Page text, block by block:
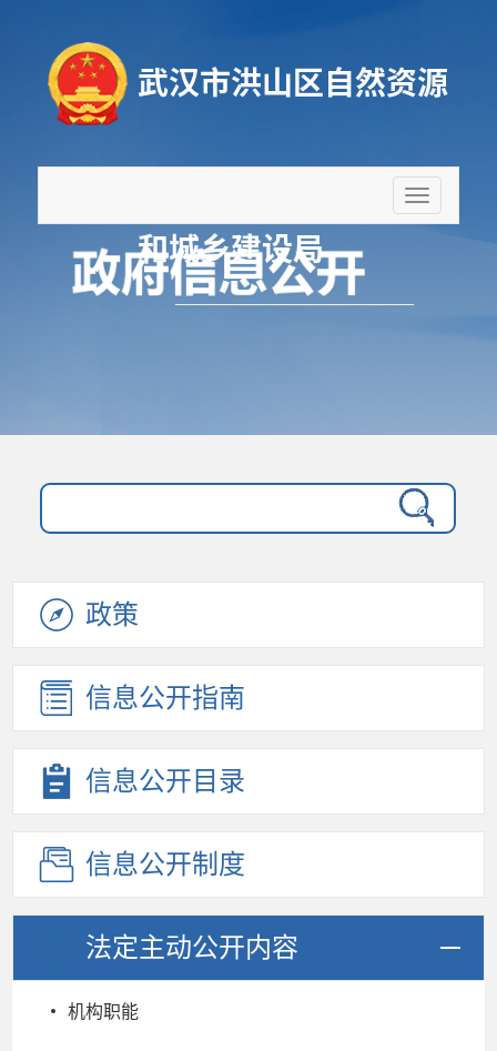
武汉市洪山区自然资源
和城乡建设局
折
叠
政策
信息公开指南
信息公开 目录
信息公开制度
法定主动公开内容
机构职能